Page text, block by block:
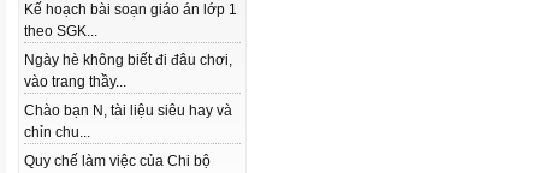
Kế hoạch bài soạn giáo án lớp 1
theo SGK...
Ngày hè không biết đi đâu chơi,
vào trang thầy...
Chào bạn N, tài liệu siêu hay và
chỉn chu...
Quy chế làm việc của Chi bộ